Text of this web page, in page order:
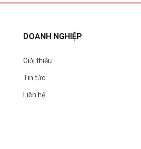
DOANH NGHIỆP
Giới thiệu
Tin tức
Liên hệ